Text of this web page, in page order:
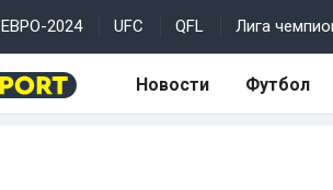
ЕВРО-2024 UFC QFL Лига
Новости Футбол